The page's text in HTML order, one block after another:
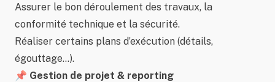
Assurer le bon déroulement des travaux, la
conformité technique et la sécurité.
Réaliser certains plans d’exécution (détails,
égouttage…).
📌 Gestion de projet & reporting